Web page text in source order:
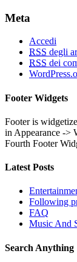
Meta
Accedi
RSS degli
RSS dei
Footer Widgets
Footer is
in Appearance ->
Fourth Footer
Latest Posts
Following
FAQ
Music And
Search Anything